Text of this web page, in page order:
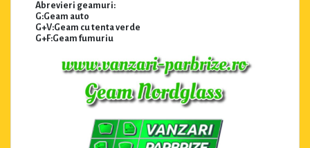
Abrevieri geamuri:
G:Geam auto
G+V:Geam cu tenta verde
G+F:Geam fumuriu